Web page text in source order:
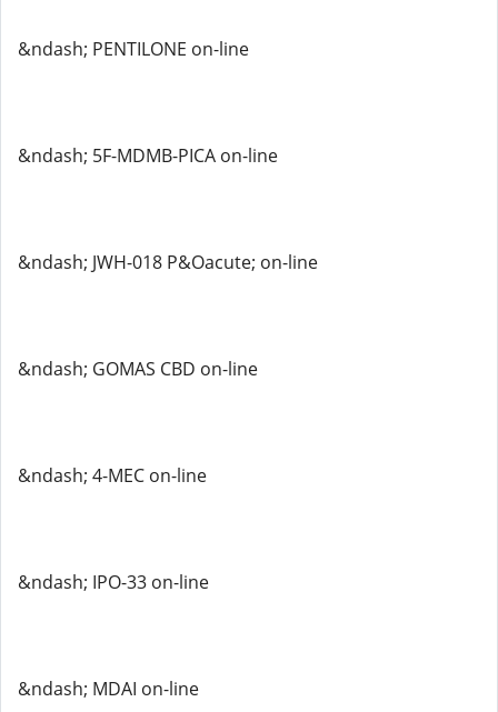
&ndash; PENTILONE on-line
&ndash; 5F-MDMB-PICA on-line
&ndash; JWH-018 P&Oacute; on-line
&ndash; GOMAS CBD on-line
&ndash; 4-MEC on-line
&ndash; IPO-33 on-line
&ndash; MDAI on-line